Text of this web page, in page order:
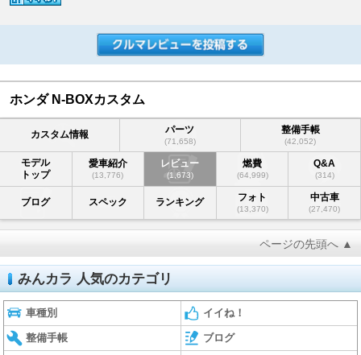
ホンダ N-BOXカスタム
カスタム情報 パーツ
(71,658)
整備手帳
(42,052)
モデル
トップ
愛車紹介
(13,776)
レビュー
(1,673)
燃費
(64,999)
Q&A
(314)
ブログ スペック ランキング フォト
(13,370)
中古車
(27,470)
ページの先頭へ ▲
みんカラ 人気のカテゴリ
車種別 イイね！
整備手帳 ブログ